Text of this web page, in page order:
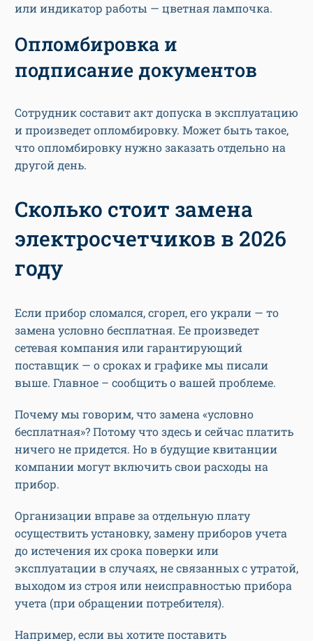
или индикатор работы — цветная лампочка.
Опломбировка и
подписание документов
Сотрудник составит акт допуска в эксплуатацию
и произведет опломбировку. Может быть такое,
что опломбировку нужно заказать отдельно на
другой день.
Сколько стоит замена
электросчетчиков в 2026
году
Если прибор сломался, сгорел, его украли — то
замена условно бесплатная. Ее произведет
сетевая компания или гарантирующий
поставщик — о сроках и графике мы писали
выше. Главное – сообщить о вашей проблеме.
Почему мы говорим, что замена «условно
бесплатная»? Потому что здесь и сейчас платить
ничего не придется. Но в будущие квитанции
компании могут включить свои расходы на
прибор.
Организации вправе за отдельную плату
осуществить установку, замену приборов учета
до истечения их срока поверки или
эксплуатации в случаях, не связанных с утратой,
выходом из строя или неисправностью прибора
учета (при обращении потребителя).
Например, если вы хотите поставить